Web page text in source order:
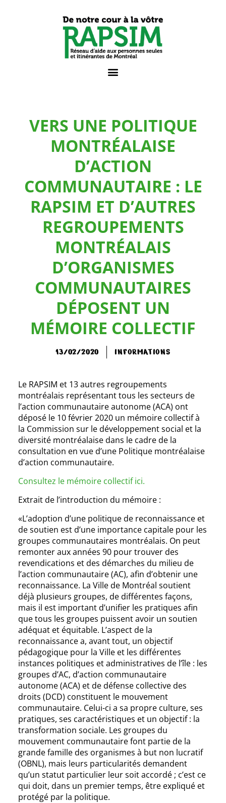
VERS UNE POLITIQUE
MONTRÉALAISE
D’ACTION
COMMUNAUTAIRE : LE
RAPSIM ET D’AUTRES
REGROUPEMENTS
MONTRÉALAIS
D’ORGANISMES
COMMUNAUTAIRES
DÉPOSENT UN
MÉMOIRE COLLECTIF
13/02/2020 INFORMATIONS
Le RAPSIM et 13 autres regroupements
montréalais représentant tous les secteurs de
l’action communautaire autonome (ACA) ont
déposé le 10 février 2020 un mémoire collectif à
la Commission sur le développement social et la
diversité montréalaise dans le cadre de la
consultation en vue d’une Politique montréalaise
d’action communautaire.
Consultez le mémoire collectif ici.
Extrait de l’introduction du mémoire :
«L’adoption d’une politique de reconnaissance et
de soutien est d’une importance capitale pour les
groupes communautaires montréalais. On peut
remonter aux années 90 pour trouver des
revendications et des démarches du milieu de
l’action communautaire (AC), afin d’obtenir une
reconnaissance. La Ville de Montréal soutient
déjà plusieurs groupes, de différentes façons,
mais il est important d’unifier les pratiques afin
que tous les groupes puissent avoir un soutien
adéquat et équitable. L’aspect de la
reconnaissance a, avant tout, un objectif
pédagogique pour la Ville et les différentes
instances politiques et administratives de l’île : les
groupes d’AC, d’action communautaire
autonome (ACA) et de défense collective des
droits (DCD) constituent le mouvement
communautaire. Celui-ci a sa propre culture, ses
pratiques, ses caractéristiques et un objectif : la
transformation sociale. Les groupes du
mouvement communautaire font partie de la
grande famille des organismes à but non lucratif
(OBNL), mais leurs particularités demandent
qu’un statut particulier leur soit accordé ; c’est ce
qui doit, dans un premier temps, être expliqué et
protégé par la politique.